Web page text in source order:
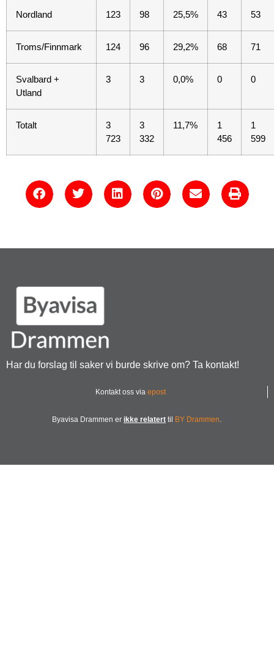
Nordland 123 98 25,5% 43 53
Troms/Finnmark 124 96 29,2% 68 71
Svalbard +
Utland
3 3 0,0% 0 0
Totalt
3
723
3
332
11,7%
1
456
1
599
Har du forslag til saker vi burde skrive om? Ta kontakt!
Kontakt oss via epost
Byavisa Drammen er ikke relatert til BY Drammen.